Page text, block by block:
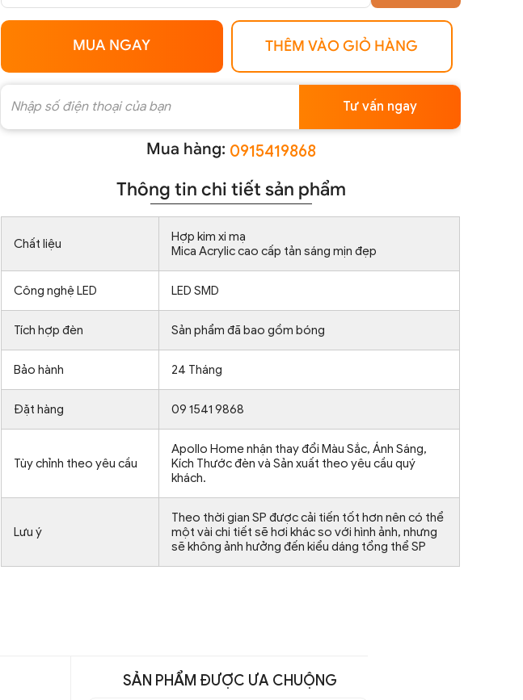
MUA NGAY THÊM VÀO GIỎ HÀNG
Tư vấn ngay
Mua hàng: 0915419868
Thông tin chi tiết sản phẩm
Chất liệu
Hợp kim xi mạ
Mica Acrylic cao cấp tản sáng mịn đẹp
Công nghệ LED LED SMD
Tích hợp đèn Sản phẩm đã bao gồm bóng
Bảo hành 24 Tháng
Đặt hàng 09 1541 9868
Tùy chỉnh theo yêu cầu
Apollo Home nhận thay đổi Màu Sắc, Ánh Sáng,
Kích Thước đèn và Sản xuất theo yêu cầu quý
khách.
Lưu ý
Theo thời gian SP được cải tiến tốt hơn nên có thể
một vài chi tiết sẽ hơi khác so với hình ảnh, nhưng
sẽ không ảnh hưởng đến kiểu dáng tổng thể SP
SẢN PHẨM ĐƯỢC ƯA CHUỘNG